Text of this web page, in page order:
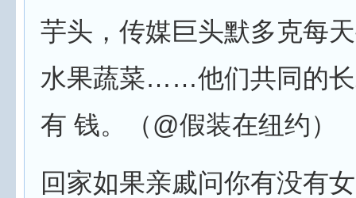
芋头，传媒巨头默多克每
水果蔬菜……他们共同的
有 钱。（@假装在纽约）
回家如果亲戚问你有没有